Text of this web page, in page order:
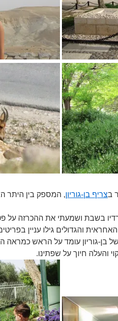
בצריף בן-גוריון, המספק בין היתר
בן 9 שפתחתי רדיו בשבת ושמעתי את
והגדולים גילו עניין
בן-גוריון עומד על הראש
והעלה חיוך על שפתינו.